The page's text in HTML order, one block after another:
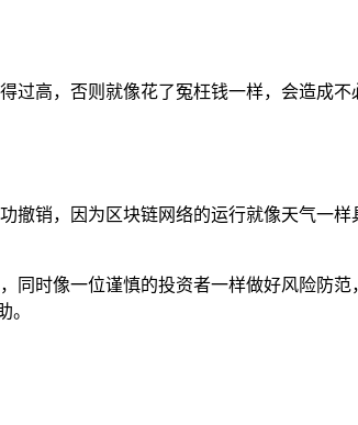
过高，否则就像花了冤枉钱一样，会造成
撤销，因为区块链网络的运行就像天气一
同时像一位谨慎的投资者一样做好风险防
。